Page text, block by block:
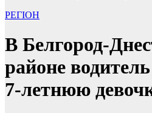
РЕГІОН
В Белгород-
районе
7-летнюю